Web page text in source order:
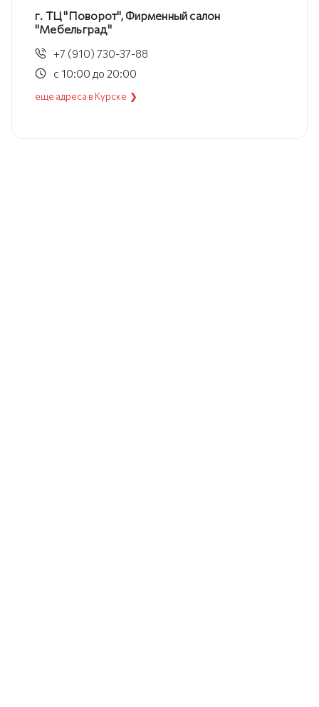
г. ТЦ "Поворот", Фирменный салон
"Мебельград"
+7 (910) 730-37-88
с 10:00 до 20:00
еще адреса в Курске ❯